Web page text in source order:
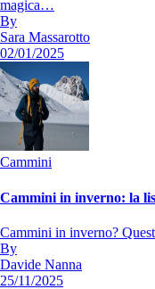
magica…
By
Sara Massarotto
02/01/2025
Cammini
Cammini in inverno: la
Cammini in inverno?
By
Davide Nanna
25/11/2025